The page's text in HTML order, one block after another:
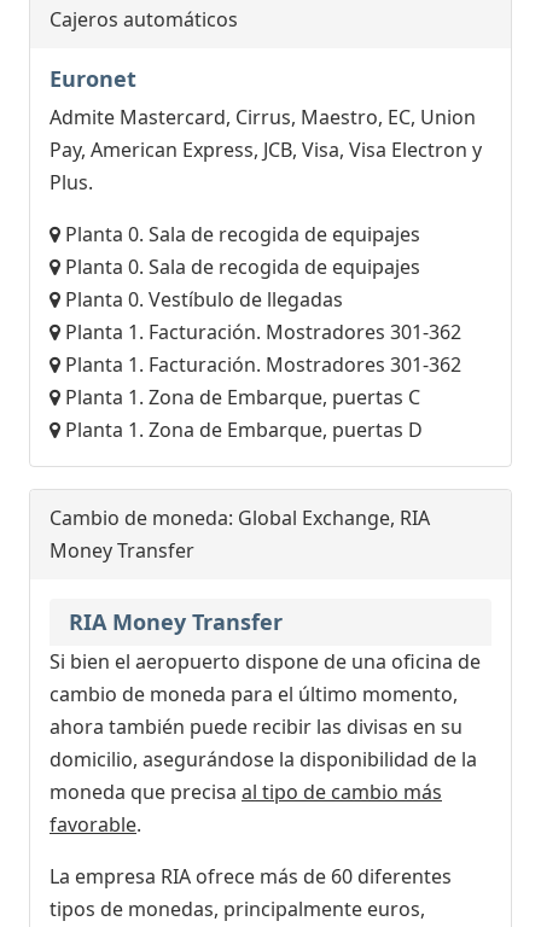
Cajeros automáticos
Euronet
Admite Mastercard, Cirrus, Maestro, EC, Union
Pay, American Express, JCB, Visa, Visa Electron y
Plus.
Planta 0. Sala de recogida de equipajes
Planta 0. Sala de recogida de equipajes
Planta 0. Vestíbulo de llegadas
Planta 1. Facturación. Mostradores 301-362
Planta 1. Facturación. Mostradores 301-362
Planta 1. Zona de Embarque, puertas C
Planta 1. Zona de Embarque, puertas D
Cambio de moneda: Global Exchange, RIA
Money Transfer
RIA Money Transfer
Si bien el aeropuerto dispone de una oficina de
cambio de moneda para el último momento,
ahora también puede recibir las divisas en su
domicilio, asegurándose la disponibilidad de la
moneda que precisa al tipo de cambio más
favorable.
La empresa RIA ofrece más de 60 diferentes
tipos de monedas, principalmente euros,